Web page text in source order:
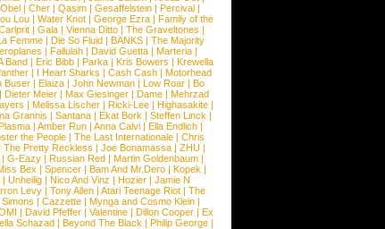
| Cher | Qasim | Gesaffelstein | Percival |
Lou | Water Knot | George Ezra | Family of the
| Gala| Vienna Ditto| The Graveltones |
Femme | Die So Fluid | BANKS | The Majority
| Fallulah | David Guetta | Marteria |
Band| Eric Bibb| Parka| Kris Bowers | Krewella
| I Heart Sharks | Cash Cash| Motorhead
Buser | Elaiza | John Newman | Low Roar | Bo
| Dieter Meier | Max Giesinger | Dame | Mehrzad
| Melissa Lischer | Ricki-Lee | Highasakite |
Grannis | Santana | Ekat Bork | Steffen Linck |
| Amber Run | Anna Calvi | Ella Endlich |
the People| The Last Internationale| Chris
The Pretty Reckless | Joe Bonamassa| ZHU|
G-Eazy| Russian Red| Martin Goldenbaum|
Bex | Spencer | Bam And Mr.Dero | Kopek |
| Unheilig | Nico And Vinz | Hozier | Jamie N
Levy| Tony Allen| Atari Teenage Riot| The
| Cazzette | Mynga and Cosmo Klein |
| David Pfeffer | Valentine | Dillon Cooper | Ex
Schazad | Beyond The Black | Philip George |